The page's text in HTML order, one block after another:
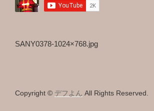
SANY0378-1024×768.jpg
Copyright © デフよん All Rights Reserved.